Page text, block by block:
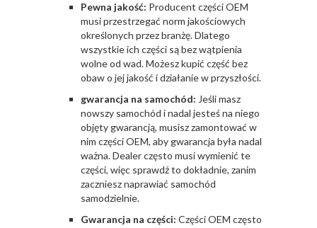
Pewna jakość: Producent części OEM
musi przestrzegać norm jakościowych
określonych przez branżę. Dlatego
wszystkie ich części są bez wątpienia
wolne od wad. Możesz kupić część bez
obaw o jej jakość i działanie w przyszłości.
gwarancja na samochód: Jeśli masz
nowszy samochód i nadal jesteś na niego
objęty gwarancją, musisz zamontować w
nim części OEM, aby gwarancja była nadal
ważna. Dealer często musi wymienić te
części, więc sprawdź to dokładnie, zanim
zaczniesz naprawiać samochód
samodzielnie.
Gwarancja na części: Części OEM często